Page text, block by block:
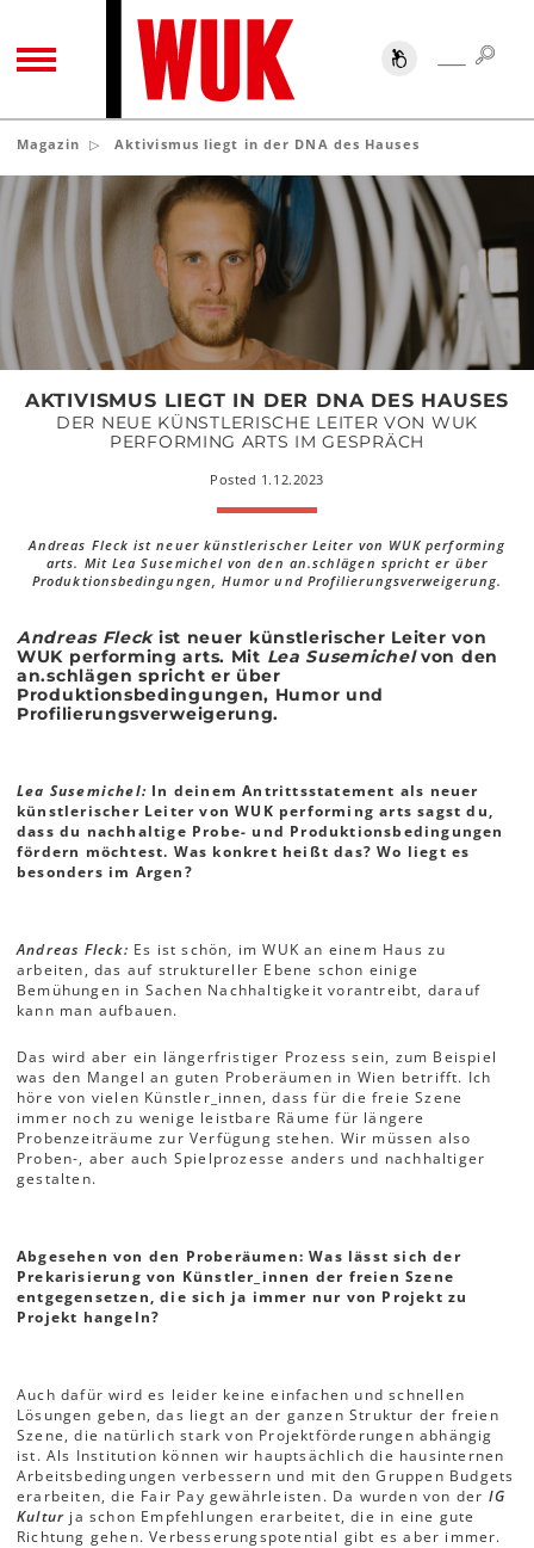
TOGGLE NAVIGATION SUCHE
Magazin Aktivismus liegt in der DNA des Hauses
Aktivismus
liegt
in
der
des
Hauses
AKTIVISMUS LIEGT IN DER DNA DES HAUSES
DER NEUE KÜNSTLERISCHE LEITER VON WUK
PERFORMING ARTS IM GESPRÄCH
Posted 1.12.2023
Andreas Fleck ist neuer künstlerischer Leiter von WUK performing
arts. Mit Lea Susemichel von den an.schlägen spricht er über
Produktionsbedingungen, Humor und Profilierungsverweigerung.
Andreas Fleckist neuer künstlerischer Leiter von
WUK performing arts. Mit Lea Susemichelvon den
an.schlägen spricht er über
Produktionsbedingungen, Humor und
Profilierungsverweigerung.
Lea Susemichel: In deinem Antrittsstatement als neuer
künstlerischer Leiter von WUK performing arts sagst du,
dass du nachhaltige Probe- und Produktionsbedingungen
fördern möchtest. Was konkret heißt das? Wo liegt es
besonders im Argen?
Andreas Fleck: Es ist schön, im WUK an einem Haus zu
arbeiten, das auf struktureller Ebene schon einige
Bemühungen in Sachen Nachhaltigkeit vorantreibt, darauf
kann man aufbauen.
Das wird aber ein längerfristiger Prozess sein, zum Beispiel
was den Mangel an guten Proberäumen in Wien betrifft. Ich
höre von vielen Künstler_innen, dass für die freie Szene
immer noch zu wenige leistbare Räume für längere
Probenzeiträume zur Verfügung stehen. Wir müssen also
Proben-, aber auch Spielprozesse anders und nachhaltiger
gestalten.
Abgesehen von den Proberäumen: Was lässt sich der
Prekarisierung von Künstler_innen der freien Szene
entgegensetzen, die sich ja immer nur von Projekt zu
Projekt hangeln?
Auch dafür wird es leider keine einfachen und schnellen
Lösungen geben, das liegt an der ganzen Struktur der freien
Szene, die natürlich stark von Projektförderungen abhängig
ist. Als Institution können wir hauptsächlich die hausinternen
Arbeitsbedingungen verbessern und mit den Gruppen Budgets
erarbeiten, die Fair Pay gewährleisten. Da wurden von der IG
Kultur ja schon Empfehlungen erarbeitet, die in eine gute
Richtung gehen. Verbesserungspotential gibt es aber immer.